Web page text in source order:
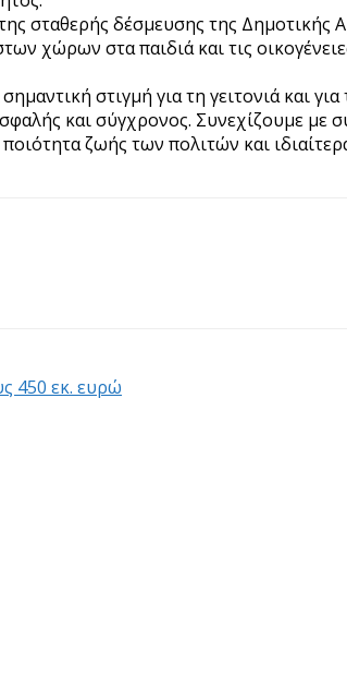
σταθερής δέσμευσης της Δημοτικής
χώρων στα παιδιά και τις
στιγμή για τη γειτονιά και
και σύγχρονος. Συνεχίζουμε με
ζωής των πολιτών και
450 εκ. ευρώ